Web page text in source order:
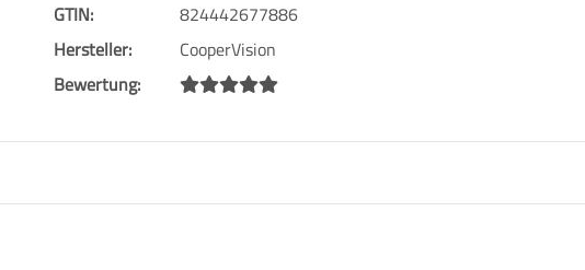
GTIN:
824442677886
Hersteller:
CooperVision
Bewertung: